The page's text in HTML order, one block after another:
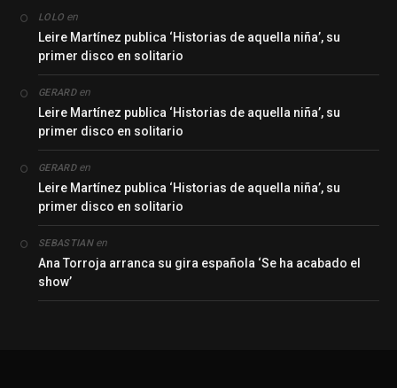
LOLO en
Leire Martínez publica ‘Historias de aquella niña’, su
primer disco en solitario
GERARDen
Leire Martínez publica ‘Historias de aquella niña’, su
primer disco en solitario
GERARDen
Leire Martínez publica ‘Historias de aquella niña’, su
primer disco en solitario
SEBASTIANen
Ana Torroja arranca su gira española ‘Se ha acabado el
show’